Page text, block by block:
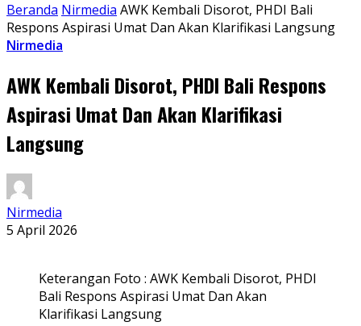
Beranda Nirmedia AWK Kembali Disorot, PHDI Bali
Respons Aspirasi Umat Dan Akan Klarifikasi Langsung
Nirmedia
AWK Kembali Disorot, PHDI Bali Respons
Aspirasi Umat Dan Akan Klarifikasi
Langsung
Nirmedia
5 April 2026
Keterangan Foto : AWK Kembali Disorot, PHDI
Bali Respons Aspirasi Umat Dan Akan
Klarifikasi Langsung